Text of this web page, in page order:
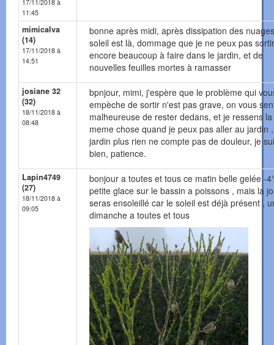
17/11/2018 à
11:45
mimicalva
(14)
17/11/2018 à
14:51
bonne après midi, après dissipation des
soleil est là, dommage que je ne peux pas
encore beaucoup à faire dans le jardin, et de
nouvelles feuilles mortes à ramasser
josiane 32
(32)
18/11/2018 à
08:48
bpnjour, mimi, j'espère que le problème qui
empèche de sortir n'est pas grave, on vous
malheureuse de rester dedans, et je ressens la
meme chose quand je peux pas aller au jardin
jardin plus rien ne compte pas de douleur, je
bien, patience.
Lapin4749
(27)
18/11/2018 à
09:05
bonjour a toutes et tous ce matin belle gelée -
petite glace sur le bassin a poissons , mais la
seras ensoleillé car le soleil est déjà présent ,
dimanche a toutes et tous